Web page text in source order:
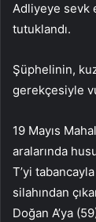
Adliyeye sevk
tutuklandı.
Şüphelinin,
gerekçesiyle
19 Mayıs
aralarında
T’yi
silahından
Doğan A’ya